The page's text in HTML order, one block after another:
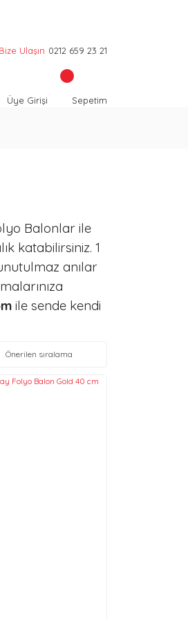
Bize Ulaşın 0212 659 23 21
Üye Girişi Sepetim
Balonlar ile
katabilirsiniz. 1
anılar
ile sende kendi